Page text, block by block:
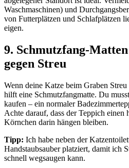
Waschmaschinen) und
von Futterplätzen und Schlafplätzen
eigen.
9. Schmutzfang-
gegen Streu
Wenn deine Katze beim Graben
hilft eine Schmutzfangmatte. Du
kaufen – ein normaler
Achte darauf, dass der Teppich einen
Körnchen darin hängen bleiben.
Tipp: Ich habe neben der
Handstaubsauber platziert, damit ich
schnell wegsaugen kann.